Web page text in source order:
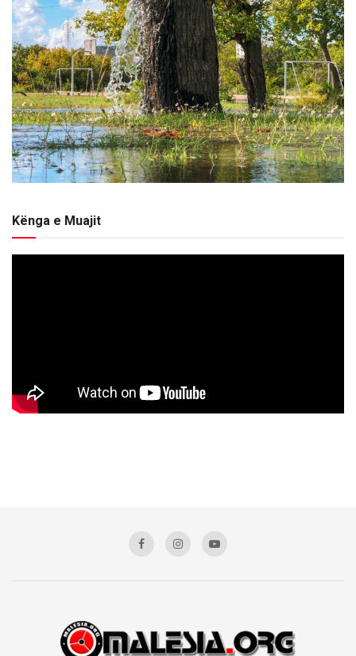
Kënga e Muajit